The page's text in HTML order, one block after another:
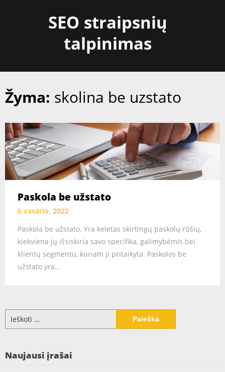
SEO straipsnių
talpinimas
Žyma: skolina be uzstato
Paskola be užstato
6 vasario, 2022
Paskola be užstato. Yra keletas skirtingų paskolų rūšių,
kiekviena jų išsiskiria savo specifika, galimybėmis bei
klientų segmentu, kuriam ji pritaikyta. Paskolos be
užstato yra…
Ieškoti:
Naujausi įrašai